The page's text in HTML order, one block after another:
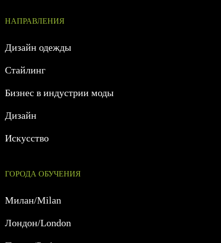
НАПРАВЛЕНИЯ
Дизайн одежды
Стайлинг
Бизнес в индустрии моды
Дизайн
Искусство
ГОРОДА ОБУЧЕНИЯ
Милан/Milan
Лондон/London